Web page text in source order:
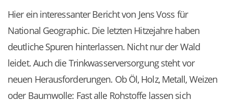
Hier ein interessanter Bericht von Jens Voss für
National Geographic. Die letzten Hitzejahre haben
deutliche Spuren hinterlassen. Nicht nur der Wald
leidet. Auch die Trinkwasserversorgung steht vor
neuen Herausforderungen. Ob Öl, Holz, Metall, Weizen
oder Baumwolle: Fast alle Rohstoffe lassen sich